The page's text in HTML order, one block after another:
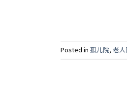
Posted in 孤儿院, 老